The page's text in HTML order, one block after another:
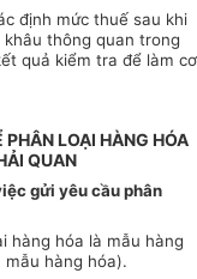
định mức thuế sau khi
thông quan trong
quả kiểm tra để làm cơ
LOẠI HÀNG HÓA
QUAN
gửi yêu cầu phân
hàng hóa là mẫu hàng
hàng hóa).